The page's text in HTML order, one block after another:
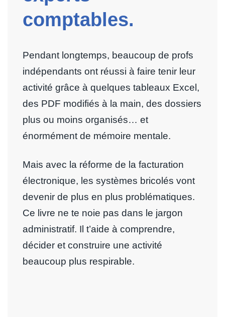
comptables.
Pendant longtemps, beaucoup de profs
indépendants ont réussi à faire tenir leur
activité grâce à quelques tableaux Excel,
des PDF modifiés à la main, des dossiers
plus ou moins organisés… et
énormément de mémoire mentale.
Mais avec la réforme de la facturation
électronique, les systèmes bricolés vont
devenir de plus en plus problématiques.
Ce livre ne te noie pas dans le jargon
administratif. Il t’aide à comprendre,
décider et construire une activité
beaucoup plus respirable.